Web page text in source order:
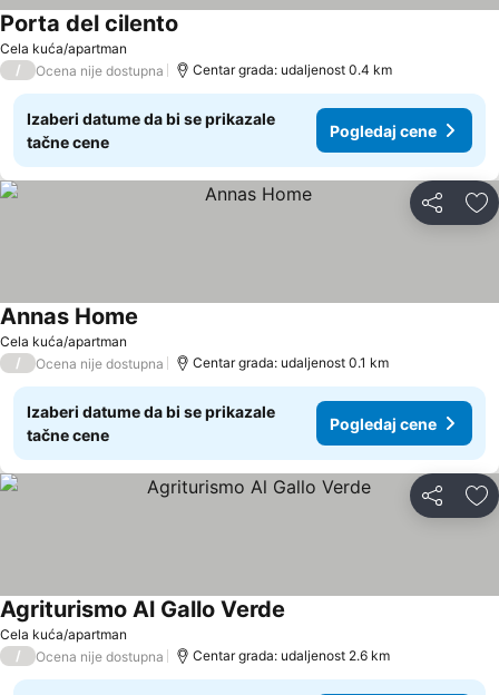
Cela kuća/apartman
Porta del cilento
/ Ocena nije dostupna Centar grada: udaljenost 0.4 km
Izaberi datume da bi se prikazale
tačne cene
Pogledaj cene
Deli
Cela kuća/apartman
Annas Home
/ Ocena nije dostupna Centar grada: udaljenost 0.1 km
Izaberi datume da bi se prikazale
tačne cene
Pogledaj cene
Deli
Cela kuća/apartman
Agriturismo Al Gallo Verde
/ Ocena nije dostupna Centar grada: udaljenost 2.6 km